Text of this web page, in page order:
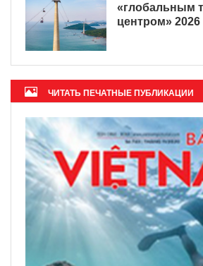
«глобальным
центром» 2026
ЧИТАТЬ ПЕЧАТНЫЕ ПУБЛИКАЦИИ